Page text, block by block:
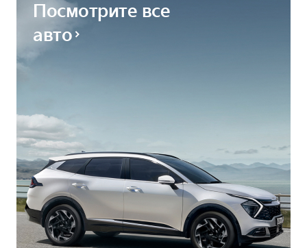
Посмотрите все
авто